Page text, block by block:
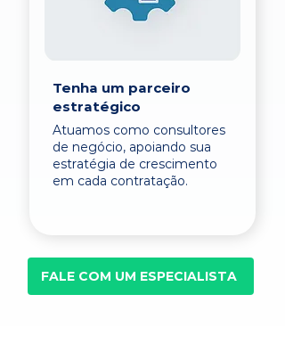
Tenha um parceiro
estratégico
Atuamos como consultores
de negócio, apoiando sua
estratégia de crescimento
em cada contratação.
FALE COM UM ESPECIALISTA